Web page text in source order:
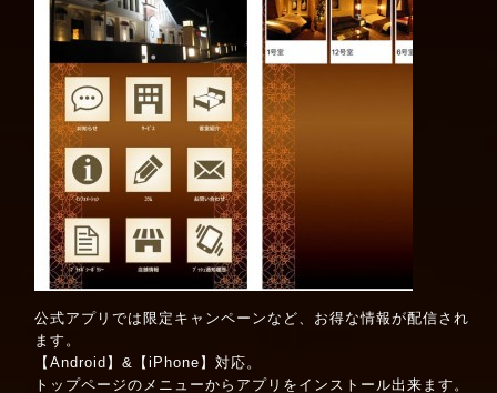
公式アプリでは限定キャンペーンなど、お得な情報が配信され
ます。
【Android】&【iPhone】対応。
トップページのメニューからアプリをインストール出来ます。